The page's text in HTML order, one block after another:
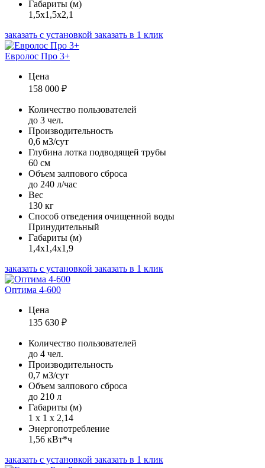
Габариты (м)
1,5х1,5х2,1
заказать с установкой заказать в 1 клик
Евролос Про 3+
Цена
158 000 ₽
Количество пользователей
до 3 чел.
Производительность
0,6 м3/сут
Глубина лотка подводящей трубы
60 см
Объем залпового сброса
до 240 л/час
Вес
130 кг
Способ отведения очищенной воды
Принудительный
Габариты (м)
1,4х1,4х1,9
заказать с установкой заказать в 1 клик
Оптима 4-600
Цена
135 630 ₽
Количество пользователей
до 4 чел.
Производительность
0,7 м3/сут
Объем залпового сброса
до 210 л
Габариты (м)
1 х 1 х 2,14
Энергопотребление
1,56 кВт*ч
заказать с установкой заказать в 1 клик